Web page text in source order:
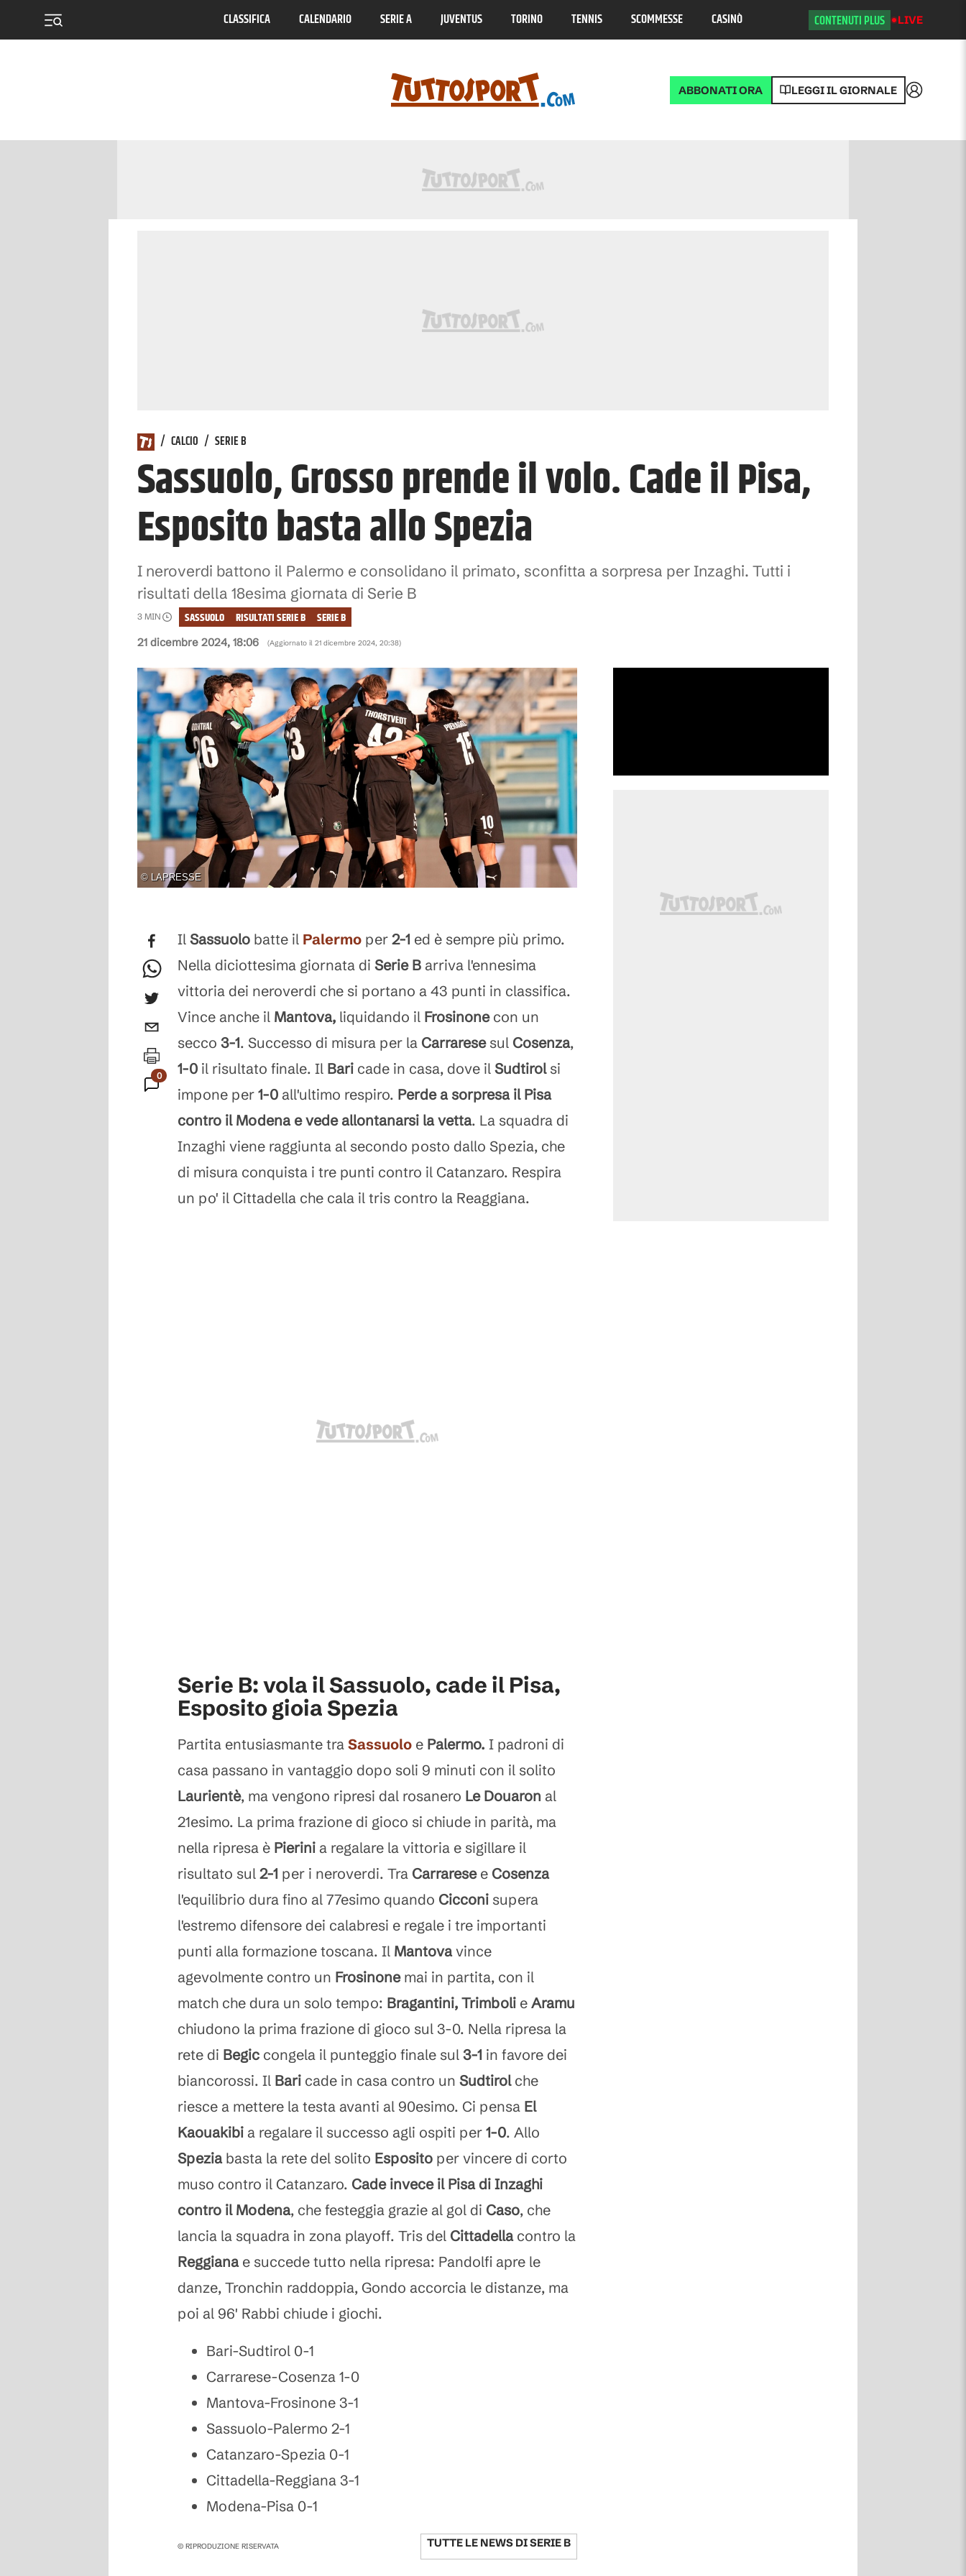
CLASSIFICA CALENDARIO SERIE A JUVENTUS TORINO TENNIS SCOMMESSE CASINÒ CONTENUTI PLUS LIVE
ABBONATI ORA LEGGI IL GIORNALE Accedi
/ CALCIO / SERIE B
Sassuolo, Grosso prende il volo. Cade il Pisa,
Esposito basta allo Spezia
I neroverdi battono il Palermo e consolidano il primato, sconfitta a sorpresa per Inzaghi. Tutti i
risultati della 18esima giornata di Serie B
21 dicembre 2024, 18:06 (Aggiornato il 21 dicembre 2024, 20:38)
3 MIN SERIE B
RISULTATI SERIE B
SASSUOLO
© LAPRESSE
0
Commenti
Il Sassuolo batte il Palermo per 2-1 ed è sempre più primo.
Nella diciottesima giornata di Serie B arriva l'ennesima
vittoria dei neroverdi che si portano a 43 punti in classifica.
Vince anche il Mantova, liquidando il Frosinonecon un
secco 3-1. Successo di misura per la Carraresesul Cosenza,
1-0 il risultato finale. Il Bari cade in casa, dove il Sudtirolsi
impone per 1-0 all'ultimo respiro. Perde a sorpresa il Pisa
contro il Modena e vede allontanarsi la vetta. La squadra di
Inzaghi viene raggiunta al secondo posto dallo Spezia, che
di misura conquista i tre punti contro il Catanzaro. Respira
un po' il Cittadella che cala il tris contro la Reaggiana.
Serie B: vola il Sassuolo, cade il Pisa,
Esposito gioia Spezia
Partita entusiasmante tra Sassuolo e Palermo. I padroni di
casa passano in vantaggio dopo soli 9 minuti con il solito
Laurientè, ma vengono ripresi dal rosanero Le Douaron al
21esimo. La prima frazione di gioco si chiude in parità, ma
nella ripresa è Pierini a regalare la vittoria e sigillare il
risultato sul 2-1 per i neroverdi. Tra Carraresee Cosenza
l'equilibrio dura fino al 77esimo quando Cicconi supera
l'estremo difensore dei calabresi e regale i tre importanti
punti alla formazione toscana. Il Mantovavince
agevolmente contro un Frosinonemai in partita, con il
match che dura un solo tempo: Bragantini, Trimboli e Aramu
chiudono la prima frazione di gioco sul 3-0. Nella ripresa la
rete di Begic congela il punteggio finale sul 3-1 in favore dei
biancorossi. Il Bari cade in casa contro un Sudtirolche
riesce a mettere la testa avanti al 90esimo. Ci pensa El
Kaouakibi a regalare il successo agli ospiti per 1-0. Allo
Speziabasta la rete del solito Esposito per vincere di corto
muso contro il Catanzaro. Cade invece il Pisa di Inzaghi
contro il Modena, che festeggia grazie al gol di Caso, che
lancia la squadra in zona playoff. Tris del Cittadellacontro la
Reggianae succede tutto nella ripresa: Pandolfi apre le
danze, Tronchin raddoppia, Gondo accorcia le distanze, ma
poi al 96' Rabbi chiude i giochi.
Bari-Sudtirol 0-1
Carrarese-Cosenza 1-0
Mantova-Frosinone 3-1
Sassuolo-Palermo 2-1
Catanzaro-Spezia 0-1
Cittadella-Reggiana 3-1
Modena-Pisa 0-1
© RIPRODUZIONE RISERVATA TUTTE LE NEWS DISERIE B